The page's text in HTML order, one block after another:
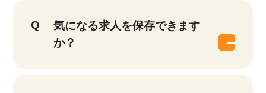
気になる求人を保存できます
か？